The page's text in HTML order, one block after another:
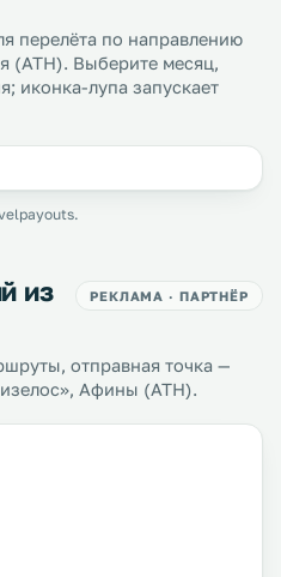
перелёта по направлению
Выберите месяц,
иконка-лупа запускает
из
РЕКЛАМА · ПАРТНЁР
отправная точка —
Афины (ATH).